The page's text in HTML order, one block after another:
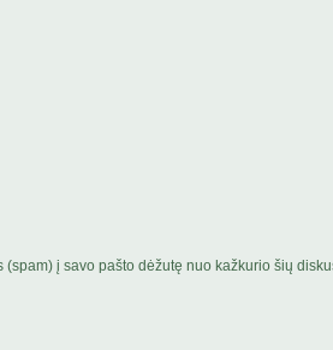
į savo pašto dėžutę nuo kažkurio šių